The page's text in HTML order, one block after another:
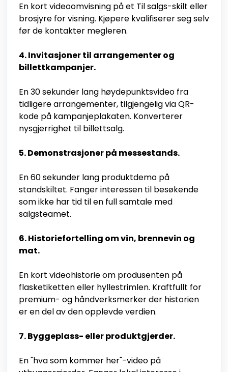
En kort videoomvisning på et Til salgs-skilt eller
brosjyre for visning. Kjøpere kvalifiserer seg selv
før de kontakter megleren.
4. Invitasjoner til arrangementer og
billettkampanjer.
En 30 sekunder lang høydepunktsvideo fra
tidligere arrangementer, tilgjengelig via QR-
kode på kampanjeplakaten. Konverterer
nysgjerrighet til billettsalg.
5. Demonstrasjoner på messestands.
En 60 sekunder lang produktdemo på
standskiltet. Fanger interessen til besøkende
som ikke har tid til en full samtale med
salgsteamet.
6. Historiefortelling om vin, brennevin og
mat.
En kort videohistorie om produsenten på
flasketiketten eller hyllestrimlen. Kraftfullt for
premium- og håndverksmerker der historien
er en del av den opplevde verdien.
7. Byggeplass- eller produktgjerder.
En "hva som kommer her"-video på